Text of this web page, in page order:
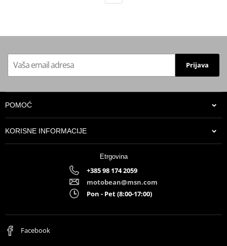
Prijava
POMOĆ
KORISNE INFORMACIJE
Etrgovina
+385 98 174 2059
motobean@msn.com
Pon - Pet (8:00-17:00)
Facebook